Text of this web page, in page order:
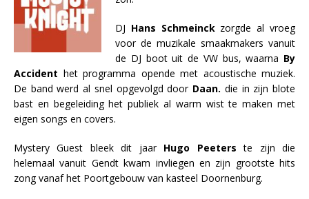
DJ Hans Schmeinckzorgde al vroeg
voor de muzikale smaakmakers vanuit
de DJ boot uit de VW bus, waarna By
Accident het programma opende met acoustische muziek.
De band werd al snel opgevolgd door Daan. die in zijn blote
bast en begeleiding het publiek al warm wist te maken met
eigen songs en covers.
Mystery Guest bleek dit jaar Hugo Peeters te zijn die
helemaal vanuit Gendt kwam invliegen en zijn grootste hits
zong vanaf het Poortgebouw van kasteel Doornenburg.